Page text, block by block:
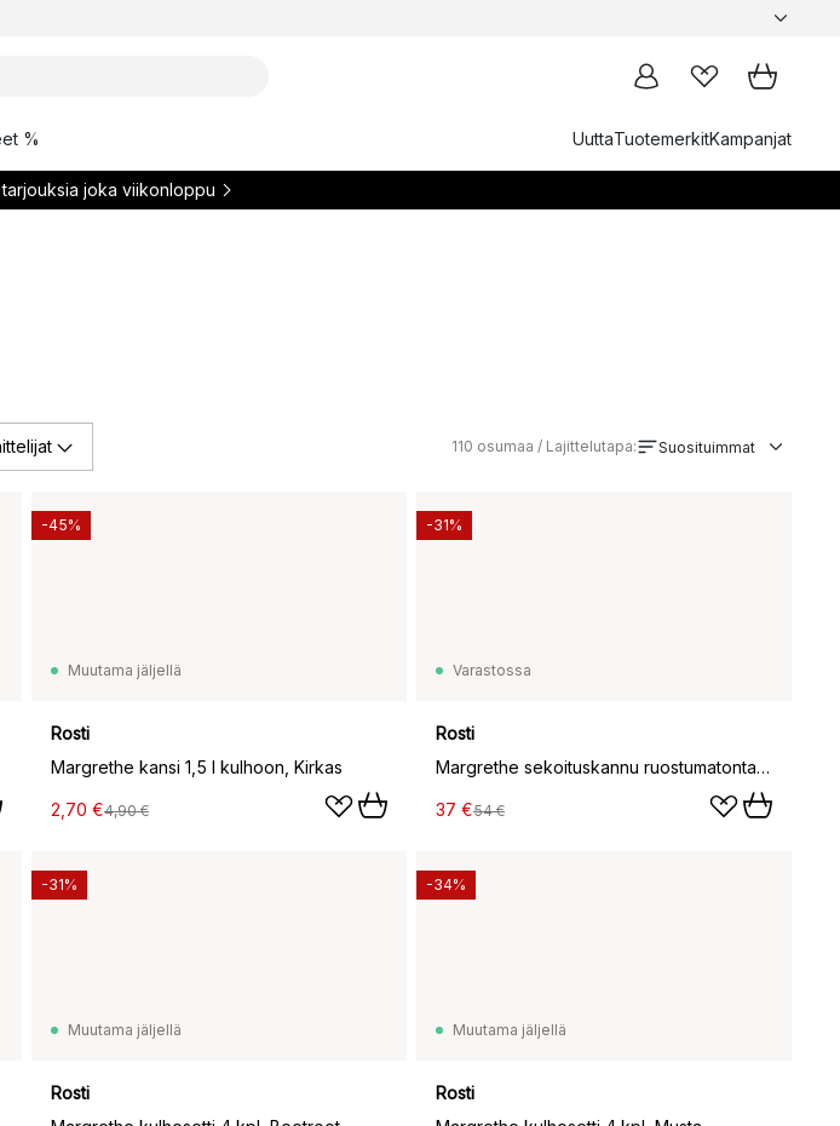
% UuttaTuotemerkitKampanjat
joka viikonloppu
110 osumaa / Lajittelutapa: Suosituimmat
Muutama jäljellä
Rosti
Margrethe kansi 1,5 l kulhoon, Kirkas
2,70 €4,90 €
-45%
Varastossa
Rosti
Margrethe sekoituskannu ruostumatonta terästä, 1 l, Ruostumaton teräs
37 €54 €
-31%
Muutama jäljellä
Rosti
-31%
Muutama jäljellä
Rosti
-34%